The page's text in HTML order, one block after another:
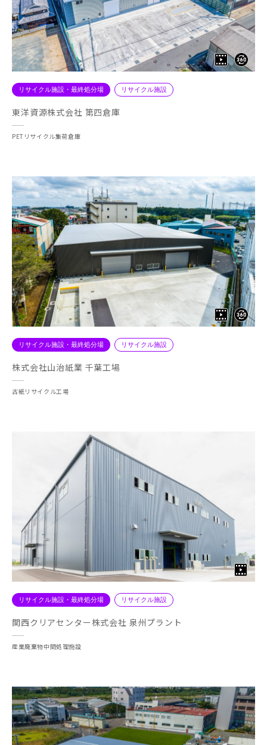
リサイクル施設・最終処分場 リサイクル施設
東洋資源株式会社 第四倉庫
PETリサイクル集荷倉庫
リサイクル施設・最終処分場 リサイクル施設
株式会社山治紙業 千葉工場
古紙リサイクル工場
リサイクル施設・最終処分場 リサイクル施設
関西クリアセンター株式会社 泉州プラント
産業廃棄物中間処理施設